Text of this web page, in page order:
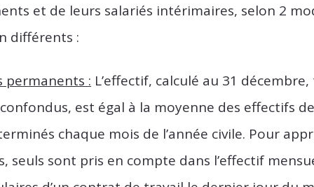
et de leurs salariés intérimaires, selon 2
différents :
permanents : L’effectif, calculé au 31
est égal à la moyenne des effectifs
chaque mois de l’année civile. Pour
seuls sont pris en compte dans l’effectif